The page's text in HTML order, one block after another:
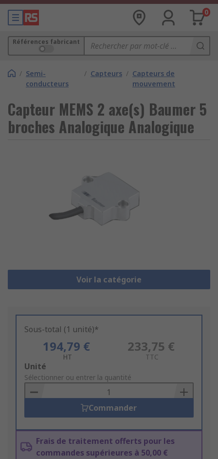
0
Références fabricant
/ Semi-
conducteurs
/ Capteurs / Capteurs de
mouvement
Capteur MEMS 2 axe(s) Baumer 5
broches Analogique Analogique
Voir la catégorie
Sous-total (1 unité)*
194,79 €
HT
233,75 €
TTC
Add
to
Basket
Unité
Sélectionner ou entrer la quantité
Commander
Frais de traitement offerts pour les
commandes supérieures à 50,00 €